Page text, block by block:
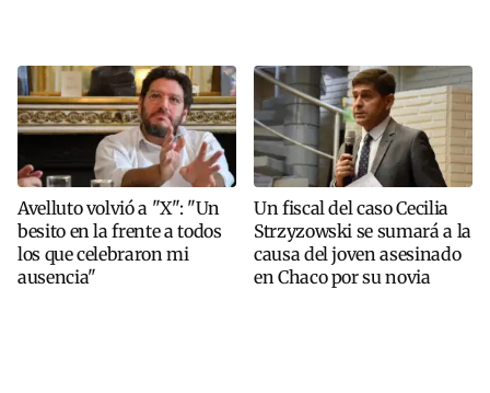
Avelluto volvió a "X": "Un
besito en la frente a todos
los que celebraron mi
ausencia"
Un fiscal del caso Cecilia
Strzyzowski se sumará a la
causa del joven asesinado
en Chaco por su novia